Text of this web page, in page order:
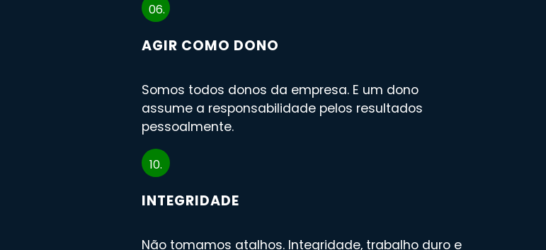
06.
AGIR COMO DONO
Somos todos donos da empresa. E um dono
assume a responsabilidade pelos resultados
pessoalmente.
10.
INTEGRIDADE
Não tomamos atalhos. Integridade, trabalho duro e